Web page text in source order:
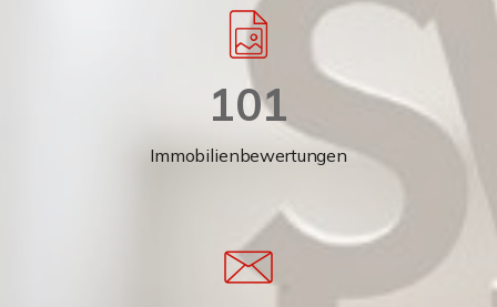
101
Immobilienbewertungen